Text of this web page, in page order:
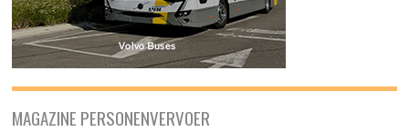
MAGAZINE PERSONENVERVOER